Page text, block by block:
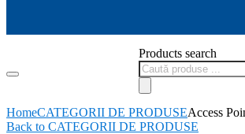
Products search
HomeCATEGORII DE PRODUSEAccess
Back to CATEGORII DE PRODUSE